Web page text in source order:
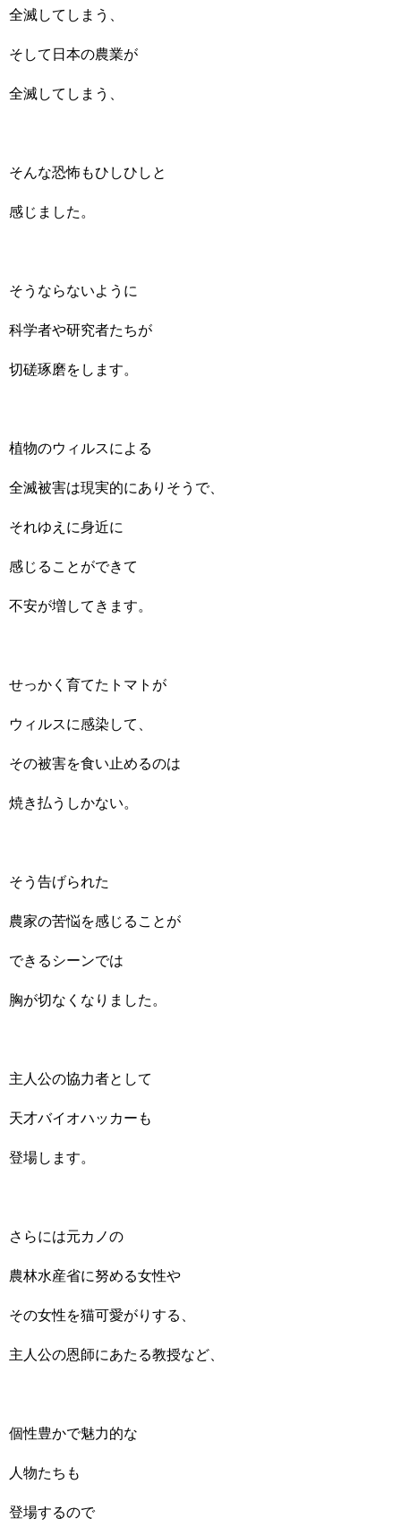
全滅してしまう、
そして日本の農業が
全滅してしまう、
そんな恐怖もひしひしと
感じました。
そうならないように
科学者や研究者たちが
切磋琢磨をします。
植物のウィルスによる
全滅被害は現実的にありそうで、
それゆえに身近に
感じることができて
不安が増してきます。
せっかく育てたトマトが
ウィルスに感染して、
その被害を食い止めるのは
焼き払うしかない。
そう告げられた
農家の苦悩を感じることが
できるシーンでは
胸が切なくなりました。
主人公の協力者として
天才バイオハッカーも
登場します。
さらには元カノの
農林水産省に努める女性や
その女性を猫可愛がりする、
主人公の恩師にあたる教授など、
個性豊かで魅力的な
人物たちも
登場するので